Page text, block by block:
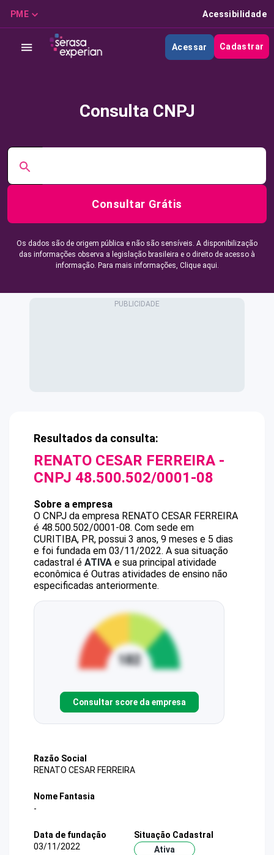
PME Acessibilidade
Acessar Cadastrar
Consulta CNPJ
Consultar Grátis
Os dados são de origem pública e não são sensíveis. A disponibilização
das informações observa a legislação brasileira e o direito de acesso à
informação. Para mais informações, Clique aqui.
Resultados da consulta:
RENATO CESAR FERREIRA -
CNPJ 48.500.502/0001-08
Sobre a empresa
O CNPJ da empresa RENATO CESAR FERREIRA
é 48.500.502/0001-08. Com sede em
CURITIBA, PR, possui 3 anos, 9 meses e 5 dias
e foi fundada em 03/11/2022. A sua situação
cadastral é ATIVA e sua principal atividade
econômica é Outras atividades de ensino não
especificadas anteriormente.
Consultar score da empresa
Razão Social
RENATO CESAR FERREIRA
Nome Fantasia
-
Data de fundação
03/11/2022
Situação Cadastral
Ativa